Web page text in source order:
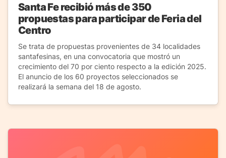
Santa Fe recibió más de 350
propuestas para participar de Feria del
Centro
Se trata de propuestas provenientes de 34 localidades
santafesinas, en una convocatoria que mostró un
crecimiento del 70 por ciento respecto a la edición 2025.
El anuncio de los 60 proyectos seleccionados se
realizará la semana del 18 de agosto.